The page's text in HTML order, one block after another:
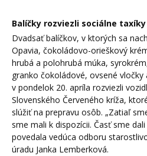
Balíčky rozviezli sociálne taxíky
Dvadsať balíčkov, v ktorých sa
Opavia, čokoládovo-orieškový
hrubá a polohrubá múka,
granko čokoládové, ovsené vločky
v pondelok 20. apríla rozviezli
Slovenského Červeného kríža,
slúžiť na prepravu osôb. „Zatiaľ
sme mali k dispozícii. Časť sme
povedala vedúca odboru
úradu Janka Lemberková.